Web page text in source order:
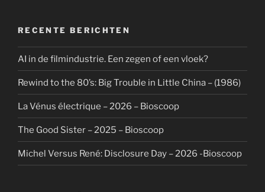
RECENTE BERICHTEN
AI in de filmindustrie. Een zegen of een vloek?
Rewind to the 80’s: Big Trouble in Little China – (1986)
La Vénus électrique – 2026 – Bioscoop
The Good Sister – 2025 – Bioscoop
Michel Versus René: Disclosure Day – 2026 -Bioscoop